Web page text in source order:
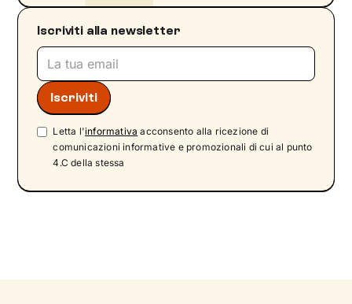
Iscriviti alla newsletter
Letta l'informativa acconsento alla ricezione di
comunicazioni informative e promozionali di cui al punto
4.C della stessa